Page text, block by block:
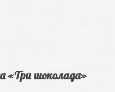
«Три шоколада»